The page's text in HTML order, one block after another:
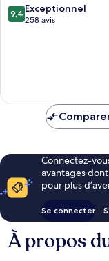
9.4
sur
9,4 Exceptionnel
258 avis
Connectez-
avantages
pour plus
Se connecter
À propos